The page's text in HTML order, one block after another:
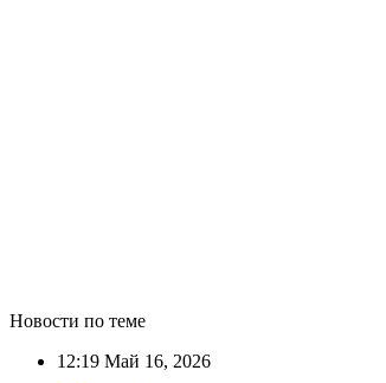
Новости по теме
12:19 Май 16, 2026